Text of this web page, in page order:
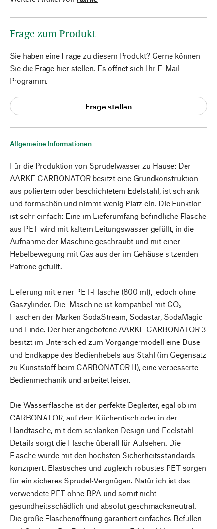
Allgemeine Informationen
Für die Produktion von Sprudelwasser zu Hause: Der
AARKE CARBONATOR besitzt eine Grundkonstruktion
aus poliertem oder beschichtetem Edelstahl, ist schlank
und formschön und nimmt wenig Platz ein. Die Funktion
ist sehr einfach: Eine im Lieferumfang befindliche Flasche
aus PET wird mit kaltem Leitungswasser gefüllt, in die
Aufnahme der Maschine geschraubt und mit einer
Hebelbewegung mit Gas aus der im Gehäuse sitzenden
Patrone gefüllt.
Lieferung mit einer PET-Flasche (800 ml), jedoch ohne
Gaszylinder. Die Maschine ist kompatibel mit CO₂-
Flaschen der Marken SodaStream, Sodastar, SodaMagic
und Linde. Der hier angebotene AARKE CARBONATOR 3
besitzt im Unterschied zum Vorgängermodell eine Düse
und Endkappe des Bedienhebels aus Stahl (im Gegensatz
zu Kunststoff beim CARBONATOR II), eine verbesserte
Bedienmechanik und arbeitet leiser.
Die Wasserflasche ist der perfekte Begleiter, egal ob im
CARBONATOR, auf dem Küchentisch oder in der
Handtasche, mit dem schlanken Design und Edelstahl-
Details sorgt die Flasche überall für Aufsehen. Die
Flasche wurde mit den höchsten Sicherheitsstandards
konzipiert. Elastisches und zugleich robustes PET sorgen
für ein sicheres Sprudel-Vergnügen. Natürlich ist das
verwendete PET ohne BPA und somit nicht
gesundheitsschädlich und absolut geschmacksneutral.
Die große Flaschenöffnung garantiert einfaches Befüllen
Frage zum Produkt
Sie haben eine Frage zu diesem Produkt? Gerne können
Sie die Frage hier stellen. Es öffnet sich Ihr E-Mail-
Programm.
Frage stellen